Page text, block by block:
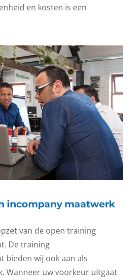
en kosten is een
incompany maatwerk
van de open training
De training
bieden wij ook aan als
Wanneer uw voorkeur uitgaat